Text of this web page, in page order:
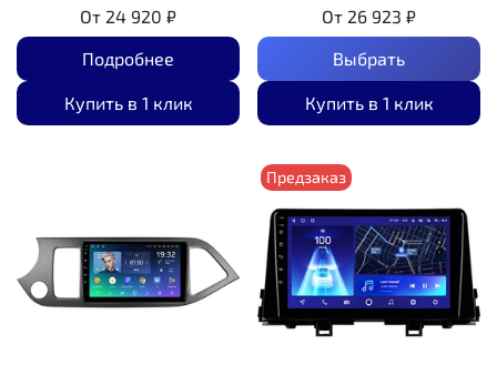
От 24 920 ₽
Подробнее
Купить в 1 клик
От 26 923 ₽
Выбрать
Купить в 1 клик
Предзаказ